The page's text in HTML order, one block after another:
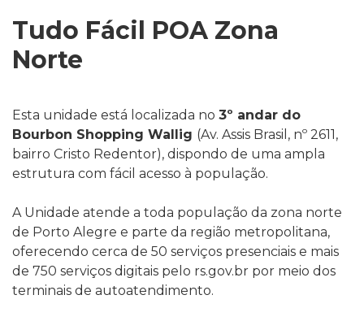
Tudo Fácil POA Zona
Norte
Esta unidade está localizada no 3º andar do
Bourbon Shopping Wallig (Av. Assis Brasil, nº 2611,
bairro Cristo Redentor), dispondo de uma ampla
estrutura com fácil acesso à população.
A Unidade atende a toda população da zona norte
de Porto Alegre e parte da região metropolitana,
oferecendo cerca de 50 serviços presenciais e mais
de 750 serviços digitais pelo rs.gov.br por meio dos
terminais de autoatendimento.